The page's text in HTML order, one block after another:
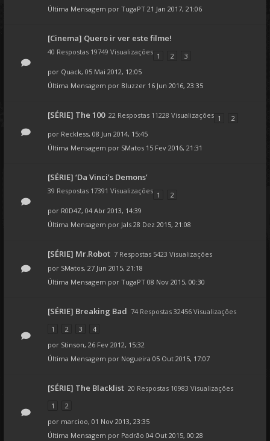
Última Mensagem por TugaPT 21 Jan 2017, 21:06
[Cinema] Quero ir ver este filme!
40 Respostas 19749 Visualizações 1 2
3
por Quack, 05 Mai 2012, 12:05
Última Mensagem por Bluzzer 16 Jun 2016, 23:35
[SÉRIE] The 100 22 Respostas 11228 Visualizações 1
2
por Reckless, 08 Jun 2014, 15:45
Última Mensagem por SMatos 15 Fev 2016, 21:31
[SÉRIE] ‘Da Vinci’s Demons’
39 Respostas 17391 Visualizações 1
2
por R0D4Z, 04 Abr 2013, 14:39
Última Mensagem por Jals 28 Dez 2015, 21:08
[SÉRIE] Mr.Robot 7 Respostas 5423 Visualizações
por SMatos, 27 Jun 2015, 21:18
Última Mensagem por TugaPT 08 Nov 2015, 00:30
[SÉRIE] Breaking Bad 74 Respostas 32456 Visualizações
1
2 3
4
por Stinson, 26 Fev 2012, 15:32
Última Mensagem por Nogueira 05 Out 2015, 17:07
[SÉRIE] The Blacklist 20 Respostas 10983 Visualizações
1
2
por marcioo, 01 Nov 2013, 23:35
Última Mensagem por Padrão 04 Out 2015, 00:28